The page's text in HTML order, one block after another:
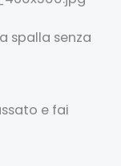
spalla senza
e fai